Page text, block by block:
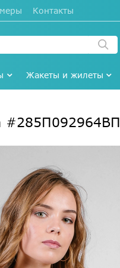
Контакты
Жакеты и жилеты
#285П092964ВП